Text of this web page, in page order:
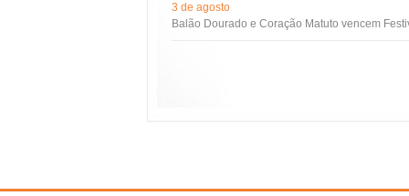
3 de agosto
Balão Dourado e Coração Matuto vencem